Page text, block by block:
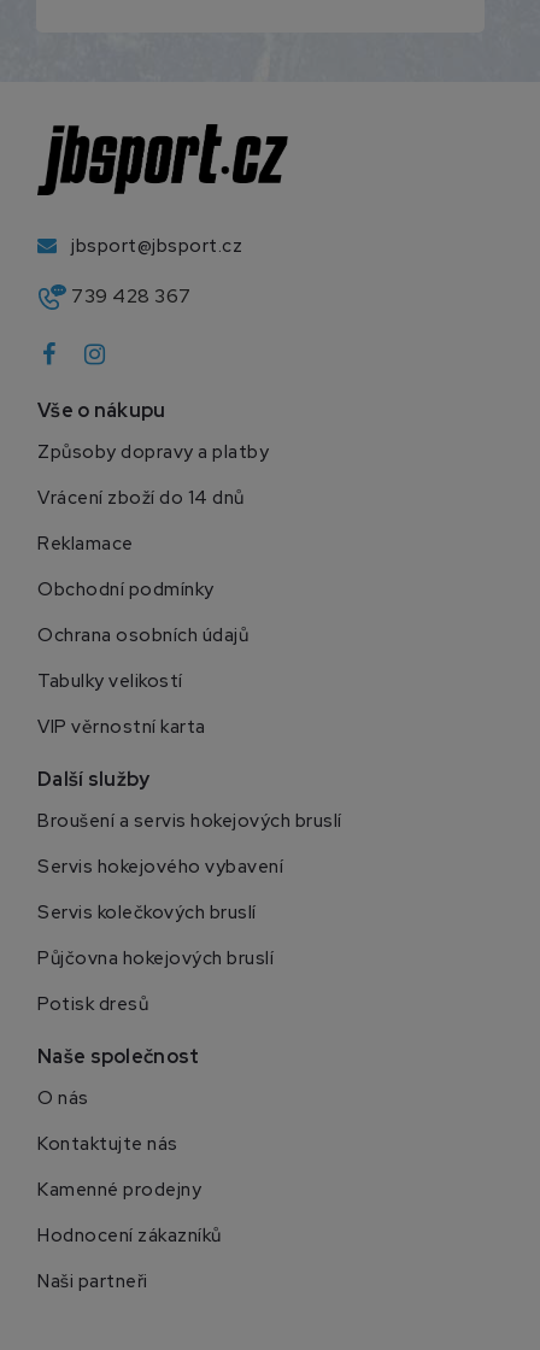
jbsport@jbsport.cz
739 428 367
Vše o nákupu
Způsoby dopravy a platby
Vrácení zboží do 14 dnů
Reklamace
Obchodní podmínky
Ochrana osobních údajů
Tabulky velikostí
VIP věrnostní karta
Další služby
Broušení a servis hokejových bruslí
Servis hokejového vybavení
Servis kolečkových bruslí
Půjčovna hokejových bruslí
Potisk dresů
Naše společnost
O nás
Kontaktujte nás
Kamenné prodejny
Hodnocení zákazníků
Naši partneři